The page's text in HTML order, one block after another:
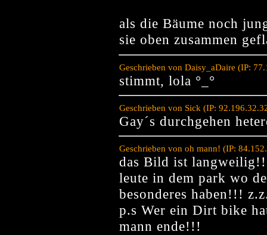
als die Bäume noch
sie oben zusammen
Geschrieben von Daisy_aDaire (IP:
stimmt, lola °_°
Geschrieben von Sick (IP:
Gay´s durchgehen
Geschrieben von oh mann! (IP:
das Bild ist
leute in dem park wo
besonderes haben!!!
p.s Wer ein Dirt bike
mann ende!!!